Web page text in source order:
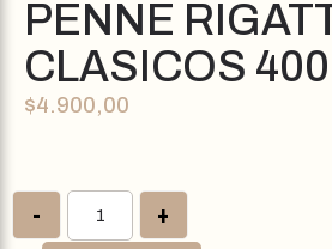
PENNE
CLASICOS
$4.900,00
- +